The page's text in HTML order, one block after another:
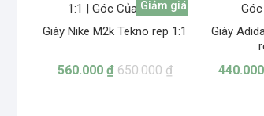
Giảm giá!
Giày Nike M2k Tekno rep 1:1
650.000₫
560.000 ₫
Giày